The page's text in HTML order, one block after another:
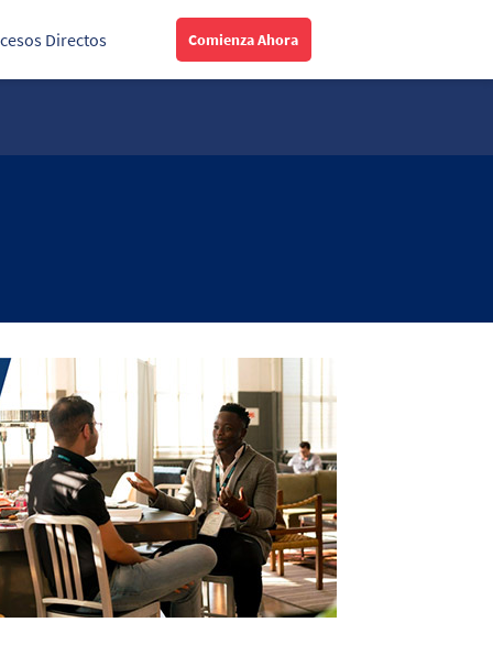
Directos Comienza Ahora